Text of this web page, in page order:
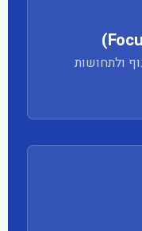
ולתחושות